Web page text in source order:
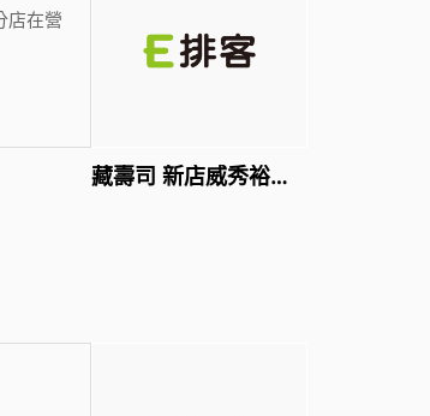
店在營
藏壽司 新店威秀裕隆店